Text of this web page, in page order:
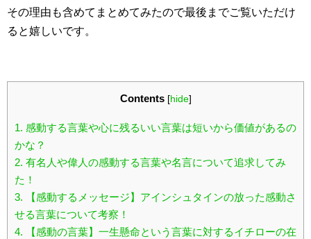
その理由も含めてまとめてみたので最後までご覧いただけ
ると嬉しいです。
Contents [hide]
1. 感動する言葉や心に残るいい言葉は短いから価値があるの
かな？
2. 有名人や偉人の感動する言葉や名言について追求してみ
た！
3. 【感動するメッセージ】アインシュタインの放った感動さ
せる言葉について考察！
4. 【感動の言葉】一生懸命という言葉に対するイチローの在